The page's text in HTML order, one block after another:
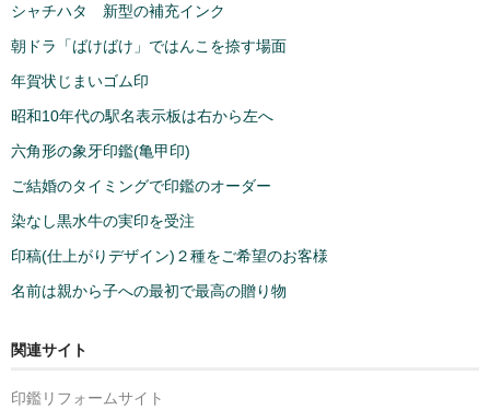
シャチハタ 新型の補充インク
朝ドラ「ばけばけ」ではんこを捺す場面
年賀状じまいゴム印
昭和10年代の駅名表示板は右から左へ
六角形の象牙印鑑(亀甲印)
ご結婚のタイミングで印鑑のオーダー
染なし黒水牛の実印を受注
印稿(仕上がりデザイン)２種をご希望のお客様
名前は親から子への最初で最高の贈り物
関連サイト
印鑑リフォームサイト